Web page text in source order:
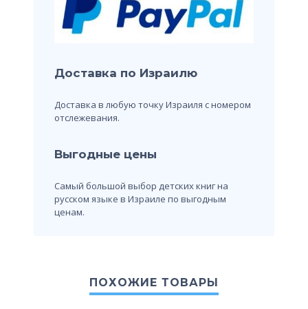
Доставка по Израилю
Доставка в любую точку Израиля с номером
отслежевания.
Выгодные цены
Самый большой выбор детских книг на
русском языке в Израиле по выгодным
ценам.
ПОХОЖИЕ ТОВАРЫ